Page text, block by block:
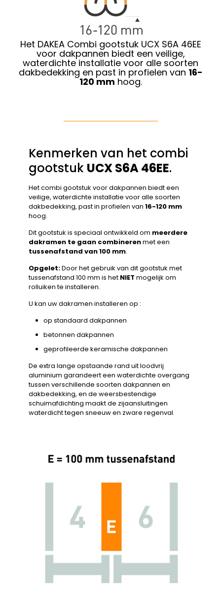
Het DAKEA Combi gootstuk UCX S6A 46EE
voor dakpannen biedt een veilige,
waterdichte installatie voor alle soorten
dakbedekking en past in profielen van 16-
120 mm hoog.
Kenmerken van het combi
gootstuk UCX S6A 46EE.
Het combi gootstuk voor dakpannen biedt een
veilige, waterdichte installatie voor alle soorten
dakbedekking, past in profielen van 16-120 mm
hoog.
Dit gootstuk is speciaal ontwikkeld om meerdere
dakramen te gaan combinerenmet een
tussenafstand van 100 mm.
Opgelet:Door het gebruik van dit gootstuk met
tussenafstand 100 mm is het NIET mogelijk om
rolluiken te installeren.
U kan uw dakramen installeren op :
op standaard dakpannen
betonnen dakpannen
geprofileerde keramische dakpannen
De extra lange opstaande rand uit loodvrij
aluminium garandeert een waterdichte overgang
tussen verschillende soorten dakpannen en
dakbedekking, en de weersbestendige
schuimafdichting maakt de zijaansluitingen
waterdicht tegen sneeuw en zware regenval.